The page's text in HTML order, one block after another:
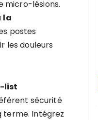
micro-lésions.
la
postes
les douleurs
list
sécurité
terme. Intégrez